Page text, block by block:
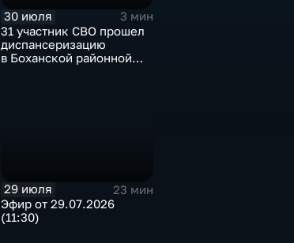
30 июля
3 мин
31 участник СВО прошел
диспансеризацию
в Боханской районной
29 июля
23 мин
Эфир от 29.07.2026
(11:30)